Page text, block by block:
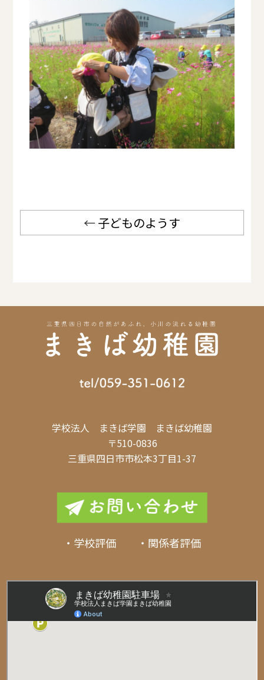
←子どものようす
学校法人 まきば学園 まきば幼稚園
〒510-0836
三重県四日市市松本3丁目1-37
・学校評価 ・関係者評価